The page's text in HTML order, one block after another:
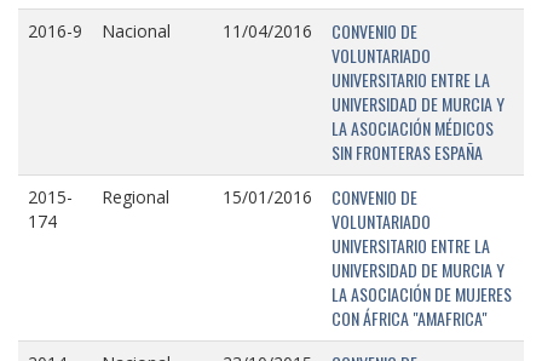
2016-9 Nacional 11/04/2016
CONVENIO DE
VOLUNTARIADO
UNIVERSITARIO ENTRE LA
UNIVERSIDAD DE MURCIA Y
LA ASOCIACIÓN MÉDICOS
SIN FRONTERAS ESPAÑA
2015-
174
Regional 15/01/2016
CONVENIO DE
VOLUNTARIADO
UNIVERSITARIO ENTRE LA
UNIVERSIDAD DE MURCIA Y
LA ASOCIACIÓN DE MUJERES
CON ÁFRICA "AMAFRICA"